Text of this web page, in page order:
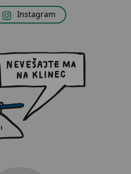
Instagram